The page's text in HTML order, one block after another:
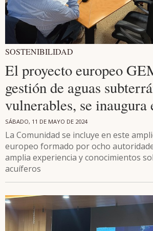
SOSTENIBILIDAD
El proyecto europeo
gestión de aguas
vulnerables, se
SÁBADO, 11 DE MAYO DE 2024
La Comunidad se incluye en este
europeo formado por ocho
amplia experiencia y conocimientos
acuíferos